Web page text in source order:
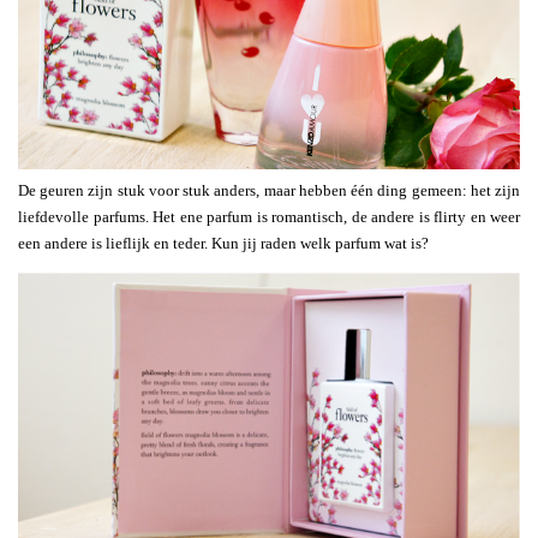
De geuren zijn stuk voor stuk anders, maar hebben één ding gemeen: het zijn
liefdevolle parfums. Het ene parfum is romantisch, de andere is flirty en weer
een andere is lieflijk en teder. Kun jij raden welk parfum wat is?